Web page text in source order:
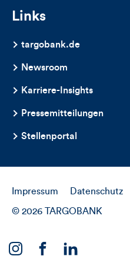
Links
targobank.de
Newsroom
Karriere-Insights
Pressemitteilungen
Stellenportal
Impressum Datenschutz
© 2026 TARGOBANK